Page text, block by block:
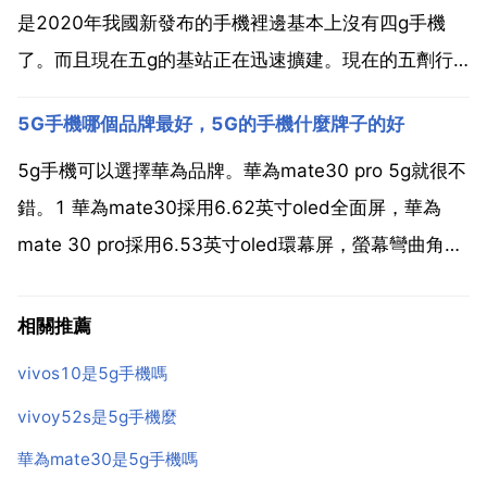
是2020年我國新發布的手機裡邊基本上沒有四g手機
了。而且現在五g的基站正在迅速擴建。現在的五劑行
家電 現在五一行業的話，確實是很好的，畢竟。就是我
現在費用比較高，如果費用不高的話，會有很多人。五
g的...
5G手機哪個品牌最好，5G的手機什麼牌子的好
5g手機可以選擇華為品牌。華為mate30 pro 5g就很不
錯。1 華為mate30採用6.62英寸oled全面屏，華為
mate 30 pro採用6.53英寸oled環幕屏，螢幕彎曲角度
mate 30 pro更將電池容量增至4500mah...
相關推薦
vivos10是5g手機嗎
vivoy52s是5g手機麼
華為mate30是5g手機嗎